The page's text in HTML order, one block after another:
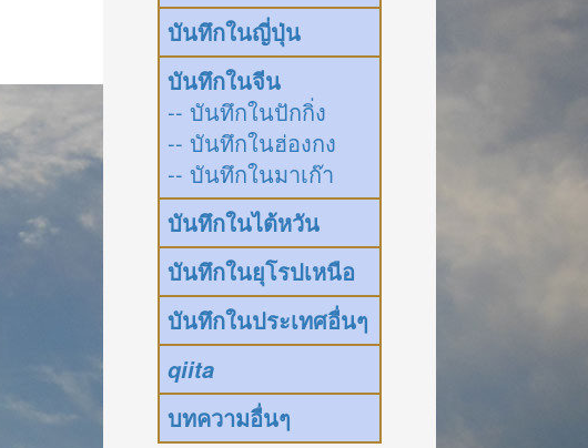
บันทึกในญี่ปุ่น
บันทึกในจีน
-- บันทึกในปักกิ่ง
-- บันทึกในฮ่องกง
-- บันทึกในมาเก๊า
บันทึกในไต้หวัน
บันทึกในยุโรปเหนือ
บันทึกในประเทศอื่นๆ
qiita
บทความอื่นๆ